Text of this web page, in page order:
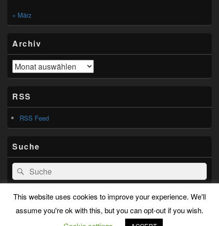
« März
Archiv
Archiv
RSS
RSS Feed
Suche
Search
for:
Suche
. All Rights Reserved.Datenschutz
This website uses cookies to improve your experience. We'll
assume you're ok with this, but you can opt-out if you wish.